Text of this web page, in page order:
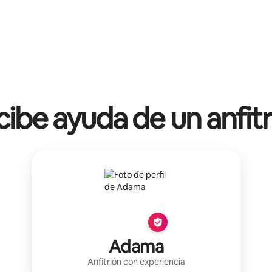
ayuda de un
Adama
Anfitrión con experiencia